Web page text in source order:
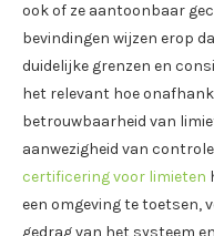
ook of ze aantoonbaar
bevindingen wijzen erop
duidelijke grenzen en
het relevant hoe
betrouwbaarheid van
aanwezigheid van
certificering voor limieten
een omgeving te toetsen,
gedrag van het systeem